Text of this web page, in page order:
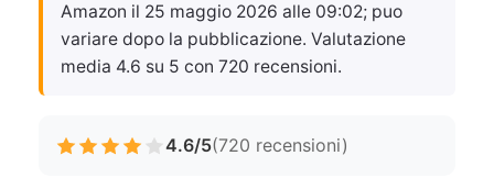
Amazon il 25 maggio 2026 alle 09:02; puo
variare dopo la pubblicazione. Valutazione
media 4.6 su 5 con 720 recensioni.
4.6/5(720 recensioni)